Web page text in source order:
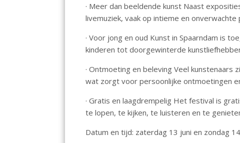
· Meer dan beeldende kunst Naast
livemuziek, vaak op intieme en onverwachte
· Voor jong en oud Kunst in Spaarndam is
kinderen tot doorgewinterde
· Ontmoeting en beleving Veel
wat zorgt voor persoonlijke ontmoetingen
· Gratis en laagdrempelig Het festival is
te lopen, te kijken, te luisteren en te
Datum en tijd: zaterdag 13 juni en zondag